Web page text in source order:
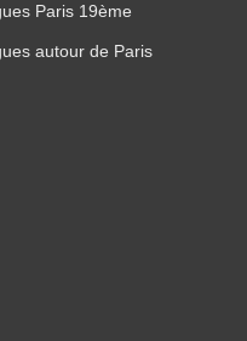
Paris 19ème
autour de Paris